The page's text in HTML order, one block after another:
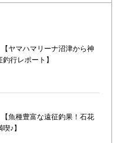
マハマリーナ沼津から神
行レポート】
種豊富な遠征釣果！石花
♪】